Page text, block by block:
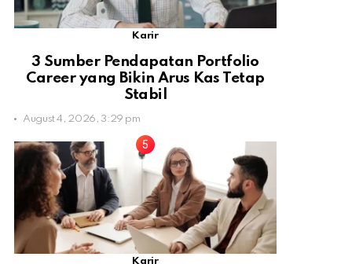
Karir
3 Sumber Pendapatan Portfolio
Career yang Bikin Arus Kas Tetap
Stabil
August 4, 2026, 3:29 pm
Karir